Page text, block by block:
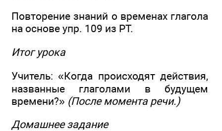
Повторение знаний о временах глагола
на основе упр. 109 из РТ.
Итог урока
Учитель: «Когда происходят действия,
названные глаголами в будущем
времени?» (После момента речи.)
Домашнее задание